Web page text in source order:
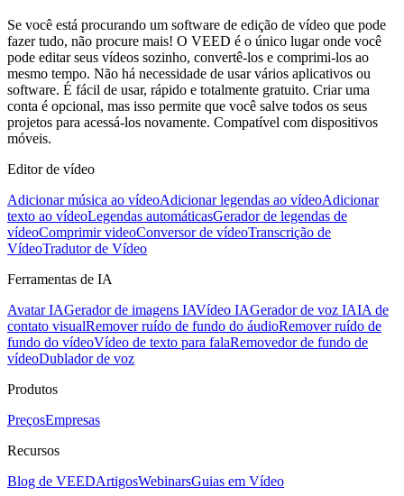
Se você está procurando um software de edição de vídeo que pode
fazer tudo, não procure mais! O VEED é o único lugar onde você
pode editar seus vídeos sozinho, convertê-los e comprimi-los ao
mesmo tempo. Não há necessidade de usar vários aplicativos ou
software. É fácil de usar, rápido e totalmente gratuito. Criar uma
conta é opcional, mas isso permite que você salve todos os seus
projetos para acessá-los novamente. Compatível com dispositivos
móveis.
Editor de vídeo
Adicionar música ao vídeoAdicionar legendas ao vídeoAdicionar
texto ao vídeoLegendas automáticasGerador de legendas de
vídeoComprimir videoConversor de vídeoTranscrição de
VídeoTradutor de Vídeo
Ferramentas de IA
Avatar IAGerador de imagens IAVídeo IAGerador de voz IAIA de
contato visualRemover ruído de fundo do áudioRemover ruído de
fundo do vídeoVídeo de texto para falaRemovedor de fundo de
vídeoDublador de voz
Produtos
PreçosEmpresas
Recursos
Blog de VEEDArtigosWebinarsGuias em Vídeo